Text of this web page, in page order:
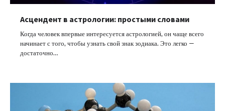
Асцендент в астрологии: простыми словами
Когда человек впервые интересуется астрологией, он чаще всего
начинает с того, чтобы узнать свой знак зодиака. Это легко —
достаточно…